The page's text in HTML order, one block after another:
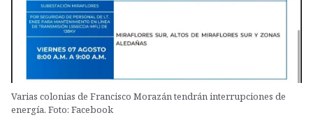
Varias colonias de Francisco Morazán tendrán interrupciones de
energía. Foto: Facebook